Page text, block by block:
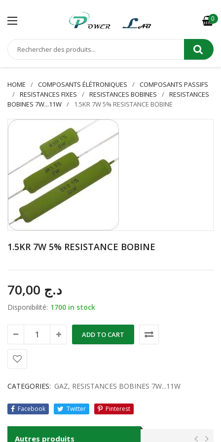
0
HOME COMPOSANTS ÉLÉTRONIQUES
COMPOSANTS PASSIFS
RESISTANCES FIXES
RESISTANCES BOBINES
RESISTANCES
BOBINES 7W...11W
1.5KR 7W 5% RESISTANCE BOBINE
1.5KR 7W 5% RESISTANCE BOBINE
د.ج
Disponibilité: 1700 in stock
ADD TO CART
CATEGORIES: GAZ, RESISTANCES BOBINES 7W...11W
Facebook Twitter Pinterest
Autres produits